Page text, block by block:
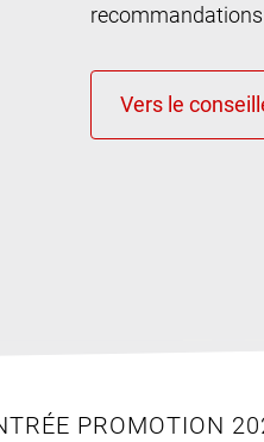
PROMOTION